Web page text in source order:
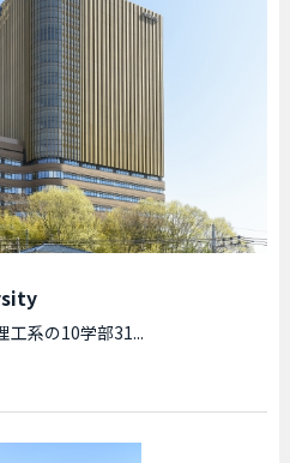
工系の10学部31...